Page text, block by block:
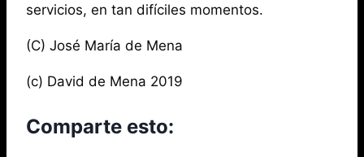
servicios, en tan difíciles momentos.
(C) José María de Mena
(c) David de Mena 2019
Comparte esto: